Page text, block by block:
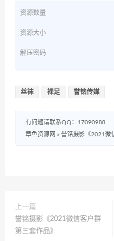
资源数量
资源大小
解压密码
丝袜 裸足 誉铭传媒
有问题请联系QQ：17090988
章鱼资源网 » 誉铭摄影《2021微
上一篇
誉铭摄影《2021微信客户群
第三套作品》